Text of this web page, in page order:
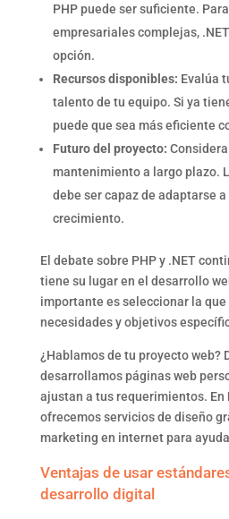
PHP puede ser suficiente.
empresariales complejas,
opción.
Recursos disponibles: Evalúa
talento de tu equipo. Si ya
puede que sea más eficiente
Futuro del proyecto:
mantenimiento a largo plazo.
debe ser capaz de adaptarse
crecimiento.
El debate sobre PHP y .NET
tiene su lugar en el desarrollo
importante es seleccionar la
necesidades y objetivos
¿Hablamos de tu proyecto web?
desarrollamos páginas web
ajustan a tus requerimientos. En
ofrecemos servicios de diseño
marketing en internet para
Ventajas de usar
desarrollo digital